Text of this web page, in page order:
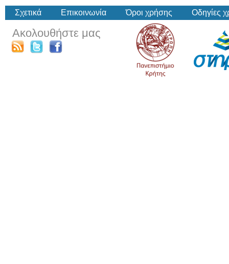
Σχετικά Επικοινωνία Όροι χρήσης Οδηγίες
Ακολουθήστε μας